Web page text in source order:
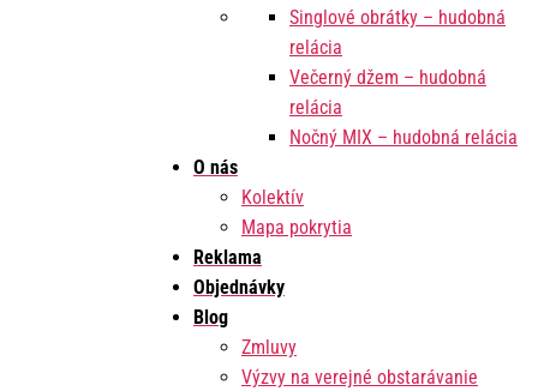
Singlové obrátky – hudobná
relácia
Večerný džem – hudobná
relácia
Nočný MIX – hudobná relácia
O nás
Kolektív
Mapa pokrytia
Reklama
Objednávky
Blog
Zmluvy
Výzvy na verejné obstarávanie